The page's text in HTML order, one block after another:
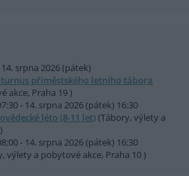
srpna 2026 (pátek)
turnus příměstského letního tábora
akce, Praha 19 )
- 14. srpna 2026 (pátek) 16:30
léto (8-11 let)(Tábory, výlety a
- 14. srpna 2026 (pátek) 16:30
výlety a pobytové akce, Praha 10 )